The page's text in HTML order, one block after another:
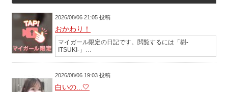
2026/08/06 21:05 投稿
おかわり！
マイガール限定の日記です。閲覧するには「樹-
ITSUKI-」…
2026/08/06 19:03 投稿
白いの...‎🤍